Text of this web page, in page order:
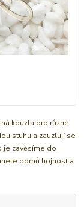
kouzla pro různé
stuhu a zauzlují se
je zavěsíme do
domů hojnost a